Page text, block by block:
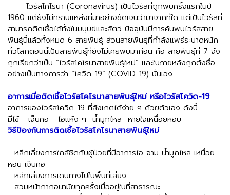
ไวรัสโคโรนา (Coronavirus) เป็นไวรัสที่ถูกพบครั้งแรกในปี
1960 แต่ยังไม่ทราบแหล่งที่มาอย่างชัดเจนว่ามาจากที่ใด แต่เป็นไวรัสที่
สามารถติดเชื้อได้ทั้งในมนุษย์และสัตว์ ปัจจุบันมีการค้นพบไวรัสสาย
พันธุ์นี้แล้วทั้งหมด 6 สายพันธุ์ ส่วนสายพันธุ์ที่กำลังแพร่ระบาดหนัก
ทั่วโลกตอนนี้เป็นสายพันธุ์ที่ยังไม่เคยพบมาก่อน คือ สายพันธุ์ที่ 7 จึง
ถูกเรียกว่าเป็น “ไวรัสโคโรนาสายพันธุ์ใหม่” และในภายหลังถูกตั้งชื่อ
อย่างเป็นทางการว่า “โควิด-19” (COVID-19) นั่นเอง
อาการเมื่อติดเชื้อไวรัสโคโรนาสายพันธุ์ใหม่ หรือไวรัสโควิด-19
อาการของไวรัสโควิด-19 ที่สังเกตได้ง่าย ๆ ด้วยตัวเอง ดังนี้
มีไข้
เจ็บคอ ไอแห้ง ๆ น้ำมูกไหล หายใจเหนื่อยหอบ
วิธีป้องกันการติดเชื้อไวรัสโคโรนาสายพันธุ์ใหม่
- หลีกเลี่ยงการใกล้ชิดกับผู้ป่วยที่มีอาการไอ จาม น้ำมูกไหล เหนื่อย
หอบ เจ็บคอ
- หลีกเลี่ยงการเดินทางไปในพื้นที่เสี่ยง
- สวมหน้ากากอนามัยทุกครั้งเมื่ออยู่ในที่สาธารณะ